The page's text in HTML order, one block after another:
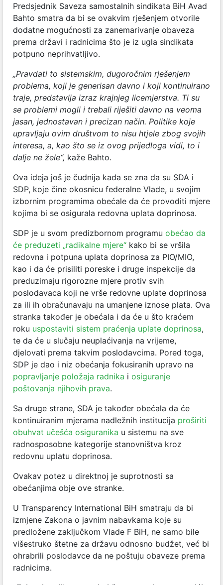
Predsjednik Saveza samostalnih sindikata BiH Avad
Bahto smatra da bi se ovakvim rješenjem otvorile
dodatne mogućnosti za zanemarivanje obaveza
prema državi i radnicima što je iz ugla sindikata
potpuno neprihvatljivo.
„Pravdati to sistemskim, dugoročnim rješenjem
problema, koji je generisan davno i koji kontinuirano
traje, predstavlja izraz krajnjeg licemjerstva. Ti su
se problemi mogli i trebali riješiti davno na veoma
jasan, jednostavan i precizan način. Politike koje
upravljaju ovim društvom to nisu htjele zbog svojih
interesa, a, kao što se iz ovog prijedloga vidi, to i
dalje ne žele“, kaže Bahto.
Ova ideja još je čudnija kada se zna da su SDA i
SDP, koje čine okosnicu federalne Vlade, u svojim
izbornim programima obećale da će provoditi mjere
kojima bi se osigurala redovna uplata doprinosa.
SDP je u svom predizbornom programu obećao da
će preduzeti „radikalne mjere“ kako bi se vršila
redovna i potpuna uplata doprinosa za PIO/MIO,
kao i da će prisiliti poreske i druge inspekcije da
preduzimaju rigorozne mjere protiv svih
poslodavaca koji ne vrše redovne uplate doprinosa
za ili ih obračunavaju na umanjene iznose plata. Ova
stranka također je obećala i da će u što kraćem
roku uspostaviti sistem praćenja uplate doprinosa,
te da će u slučaju neuplaćivanja na vrijeme,
djelovati prema takvim poslodavcima. Pored toga,
SDP je dao i niz obećanja fokusiranih upravo na
popravljanje položaja radnika i osiguranje
poštovanja njihovih prava.
Sa druge strane, SDA je također obećala da će
kontinuiranim mjerama nadležnih institucija proširiti
obuhvat učešća osiguranika u sistemu na sve
radnosposobne kategorije stanovništva kroz
redovnu uplatu doprinosa.
Ovakav potez u direktnoj je suprotnosti sa
obećanjima obje ove stranke.
U Transparency International BiH smatraju da bi
izmjene Zakona o javnim nabavkama koje su
predložene zaključkom Vlade F BiH, ne samo bile
višestruko štetne za državu odnosno budžet, već bi
ohrabrili poslodavce da ne poštuju obaveze prema
radnicima.